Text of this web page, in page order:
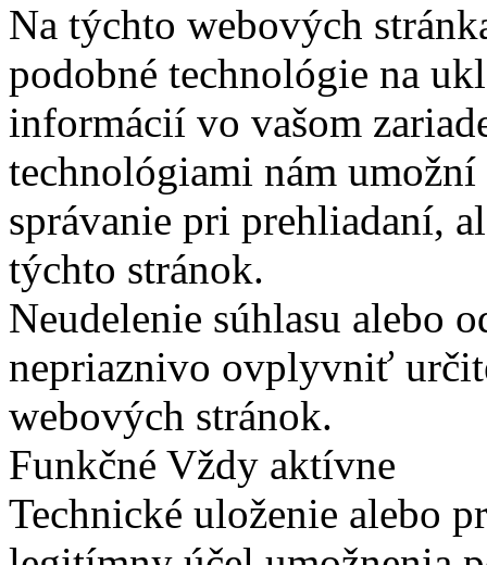
Na týchto webových
podobné technológie na
informácií vo vašom
technológiami nám
správanie pri prehliadaní,
týchto stránok.
Neudelenie súhlasu alebo
nepriaznivo ovplyvniť
webových stránok.
Funkčné Vždy aktívne
Technické uloženie alebo